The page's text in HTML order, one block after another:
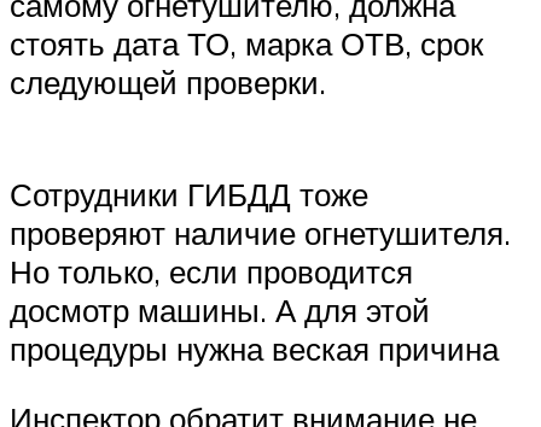
стоять дата ТО, марка ОТВ, срок
следующей проверки.
Сотрудники ГИБДД тоже
проверяют наличие огнетушителя.
Но только, если проводится
досмотр машины. А для этой
процедуры нужна веская причина
Инспектор обратит внимание не